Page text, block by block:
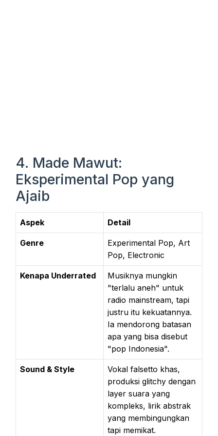
4. Made Mawut:
Eksperimental Pop yang
Ajaib
Aspek Detail
Genre
Experimental Pop, Art
Pop, Electronic
Kenapa Underrated
Musiknya mungkin
"terlalu aneh" untuk
radio mainstream, tapi
justru itu kekuatannya.
Ia mendorong batasan
apa yang bisa disebut
"pop Indonesia".
Sound & Style
Vokal falsetto khas,
produksi glitchy dengan
layer suara yang
kompleks, lirik abstrak
yang membingungkan
tapi memikat.